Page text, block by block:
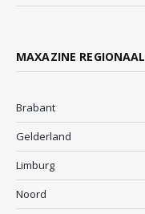
MAXAZINE REGIONAAL
Brabant
Gelderland
Limburg
Noord